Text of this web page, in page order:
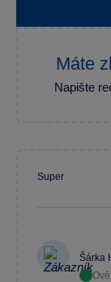
Máte
Napište
Šárka
Super